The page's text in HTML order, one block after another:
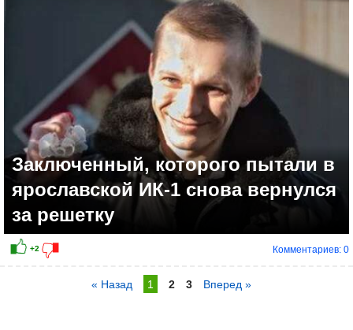
Заключенный, которого пытали в
ярославской ИК-1 снова вернулся
за решетку
Комментариев: 0
« Назад 1 2 3 Вперед »